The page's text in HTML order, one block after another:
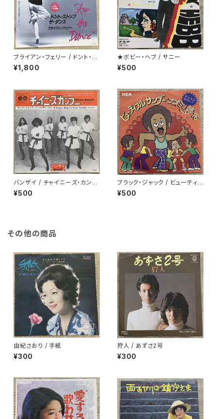
ブライアン・フェリー / ドント・ス
トップ・ザ・ダンス 白ラベル
¥1,800
★ボビー・ヘブ / サニー
¥500
バンザイ / チャイニーズ・カン・
フー
¥500
ブラック・ジャック / ビューティフ
ル・サンデー
¥500
その他の商品
由紀さおり / 手紙
¥300
狩人 / あずさ2号
¥300